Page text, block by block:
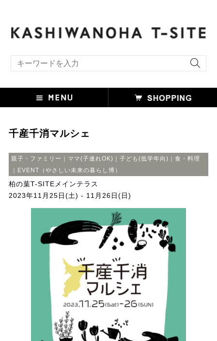
千産千消マルシェ
親子・ファミリー｜ママ(子連れOK)｜子ども(低学年向)｜食・料理
｜EVENT（やさしい未来の暮らし博）
柏の葉T-SITEメインテラス
2023年11月25日(土) - 11月26日(日)